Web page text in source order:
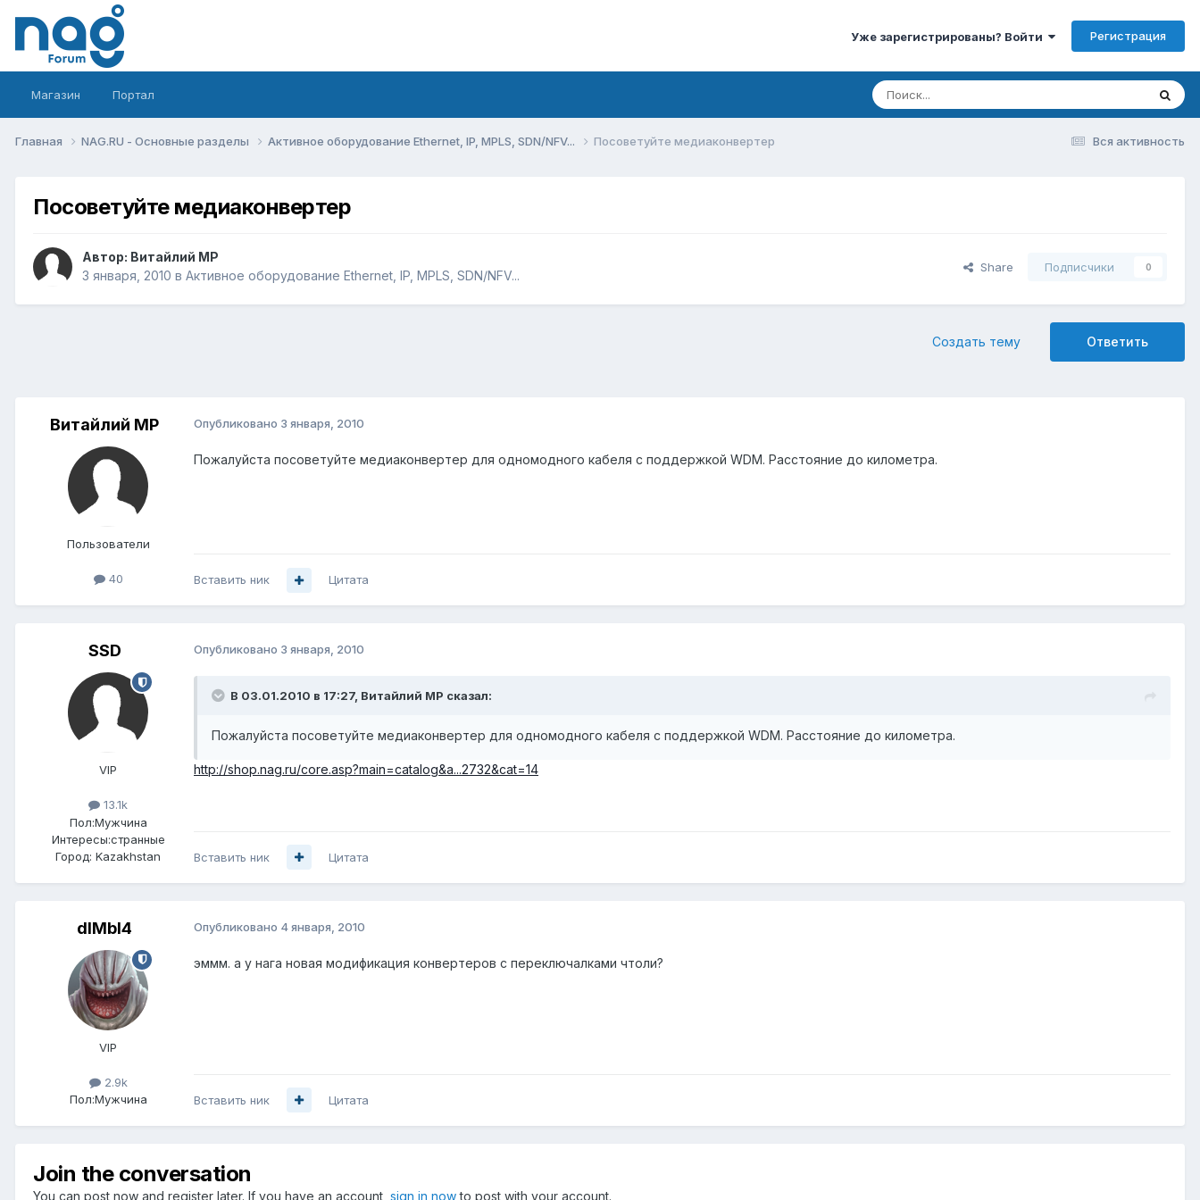
Уже зарегистрированы? Войти Регистрация
Магазин Портал
Вся активность
Главная NAG.RU - Основные разделы Активное оборудование Ethernet, IP, MPLS, SDN/NFV... Посоветуйте медиаконвертер
Посоветуйте медиаконвертер
Автор: Витайлий МР
3 января, 2010 в Активное оборудование Ethernet, IP, MPLS, SDN/NFV...
Share Подписчики 0
Ответить
Создать тему
Витайлий МР
Пользователи
40
Опубликовано 3 января, 2010
Пожалуйста посоветуйте медиаконвертер для одномодного кабеля с поддержкой WDM. Расстояние до километра.
Вставить ник Цитата
SSD
VIP
13.1k
Пол:Мужчина
Интересы:странные
Город: Kazakhstan
Опубликовано 3 января, 2010
В 03.01.2010 в 17:27, Витайлий МР сказал:
Пожалуйста посоветуйте медиаконвертер для одномодного кабеля с поддержкой WDM. Расстояние до километра.
http://shop.nag.ru/core.asp?main=catalog&a...2732&cat=14
Вставить ник Цитата
dIMbI4
VIP
2.9k
Пол:Мужчина
Опубликовано 4 января, 2010
эммм. а у нага новая модификация конвертеров с переключалками чтоли?
Вставить ник Цитата
Join the conversation
You can post now and register later. If you have an account, sign in nowto post with your account.